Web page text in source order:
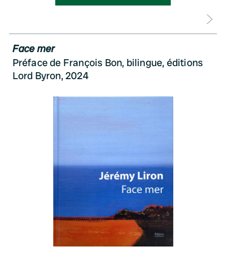
Face mer
Préface de François Bon, bilingue, éditions
Lord Byron, 2024